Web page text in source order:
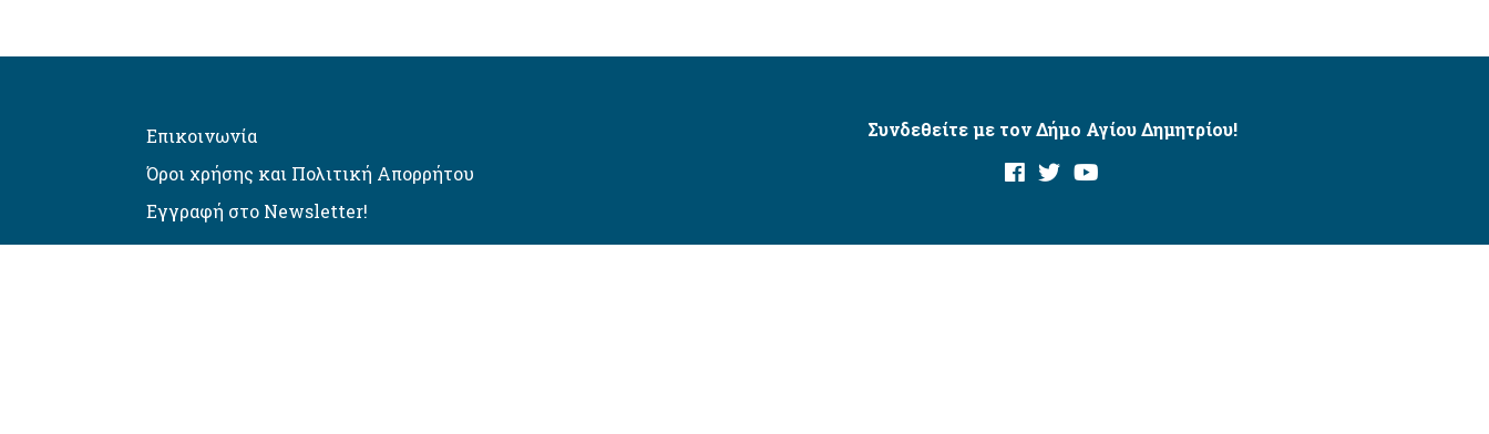
Επικοινωνία
Όροι χρήσης και Πολιτική Απορρήτου
Εγγραφή στο Newsletter!
Συνδεθείτε με τον Δήμο Αγίου Δημητρίου!